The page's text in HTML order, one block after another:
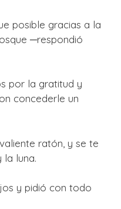
posible gracias a la
─respondió
por la gratitud y
concederle un
ratón, y se te
luna.
y pidió con todo